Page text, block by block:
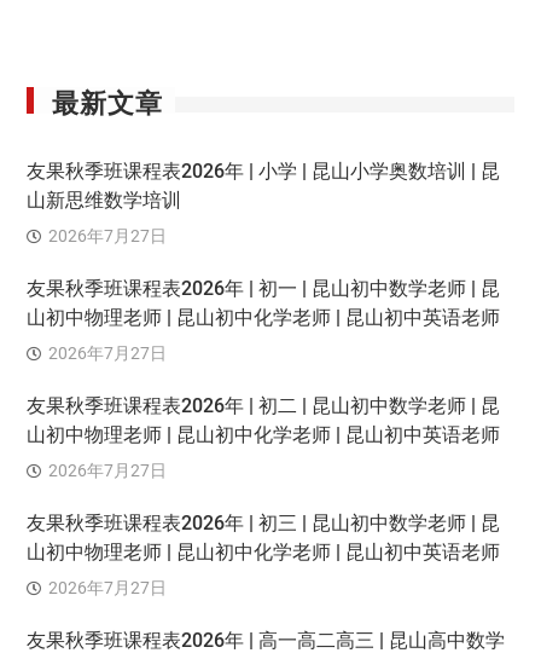
最新文章
友果秋季班课程表2026年 | 小学 | 昆山小学奥数培训 | 昆
山新思维数学培训
2026年7月27日
友果秋季班课程表2026年 | 初一 | 昆山初中数学老师 | 昆
山初中物理老师 | 昆山初中化学老师 | 昆山初中英语老师
2026年7月27日
友果秋季班课程表2026年 | 初二 | 昆山初中数学老师 | 昆
山初中物理老师 | 昆山初中化学老师 | 昆山初中英语老师
2026年7月27日
友果秋季班课程表2026年 | 初三 | 昆山初中数学老师 | 昆
山初中物理老师 | 昆山初中化学老师 | 昆山初中英语老师
2026年7月27日
友果秋季班课程表2026年 | 高一高二高三 | 昆山高中数学